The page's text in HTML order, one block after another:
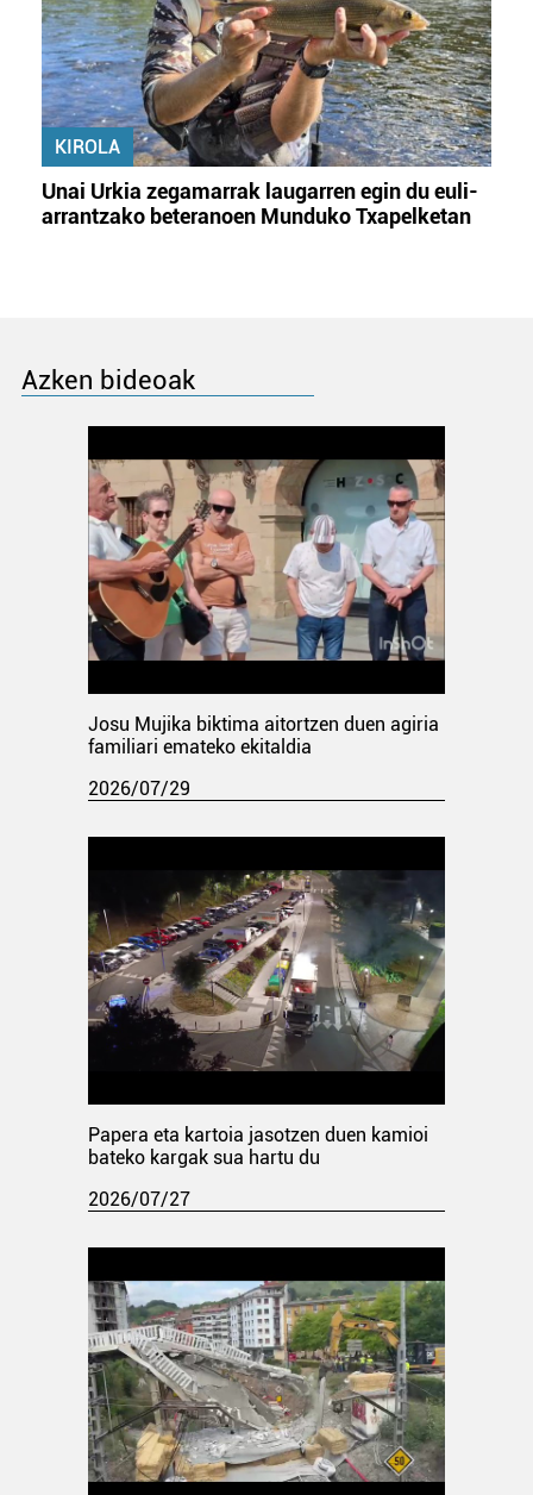
KIROLA
Unai Urkia zegamarrak laugarren egin du euli-
arrantzako beteranoen Munduko Txapelketan
Azken bideoak
Josu Mujika biktima aitortzen duen agiria
familiari emateko ekitaldia
2026/07/29
Papera eta kartoia jasotzen duen kamioi
bateko kargak sua hartu du
2026/07/27